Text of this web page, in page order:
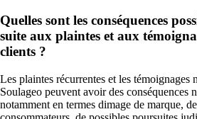
Quelles sont les conséquences
suite aux plaintes et aux
clients ?
Les plaintes récurrentes et les témoignages
Soulageo peuvent avoir des conséquences
notamment en termes dimage de marque,